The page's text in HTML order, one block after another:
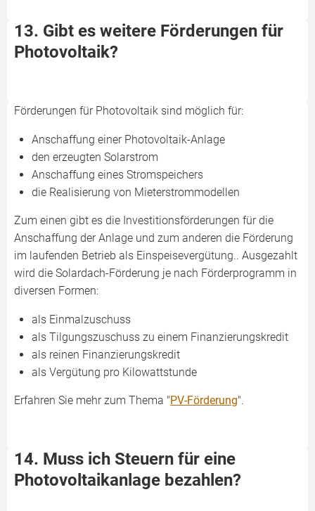
13. Gibt es weitere Förderungen für
Photovoltaik?
Förderungen für Photovoltaik sind möglich für:
Anschaffung einer Photovoltaik-Anlage
den erzeugten Solarstrom
Anschaffung eines Stromspeichers
die Realisierung von Mieterstrommodellen
Zum einen gibt es die Investitionsförderungen für die
Anschaffung der Anlage und zum anderen die Förderung
im laufenden Betrieb als Einspeisevergütung.. Ausgezahlt
wird die Solardach-Förderung je nach Förderprogramm in
diversen Formen:
als Einmalzuschuss
als Tilgungszuschuss zu einem Finanzierungskredit
als reinen Finanzierungskredit
als Vergütung pro Kilowattstunde
Erfahren Sie mehr zum Thema "PV-Förderung".
14. Muss ich Steuern für eine
Photovoltaikanlage bezahlen?